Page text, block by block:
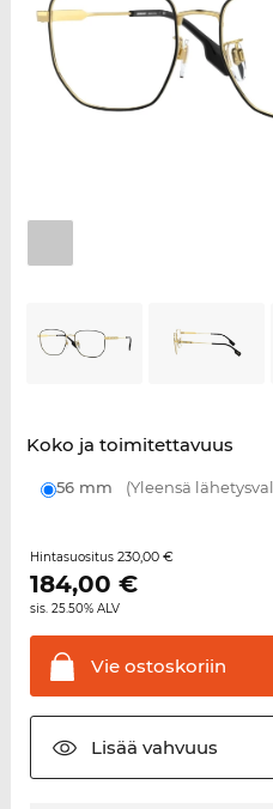
Koko ja toimitettavuus
56 mm (Yleensä
Hintasuositus 230,00 €
184,00 €
sis. 25.50% ALV
Vieostoskoriin
Lisää vahvuus